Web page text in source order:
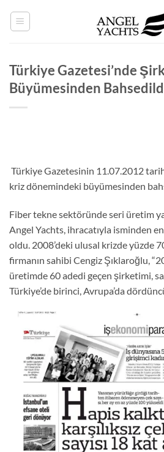
Türkiye Gazetesi’nde
Büyümesinden
Türkiye Gazetesinin 11.07.2012
kriz dönemindeki büyümesinden
Fiber tekne sektöründe seri üretim
Angel Yachts, ihracatıyla isminden
oldu. 2008’deki ulusal krizde yüzde
firmanın sahibi Cengiz Şıklaroğlu,
üretimde 60 adedi geçen şirketimi,
Türkiye’de birinci, Avrupa’da